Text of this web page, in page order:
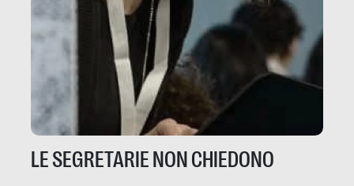
LE SEGRETARIE NON CHIEDONO